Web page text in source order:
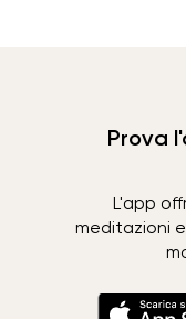
Prova
L'app
meditazioni